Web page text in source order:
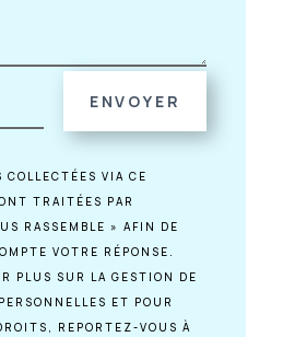
ENVOYER
COLLECTÉES VIA CE
TRAITÉES PAR
RASSEMBLE » AFIN DE
VOTRE RÉPONSE.
PLUS SUR LA GESTION DE
ET POUR
REPORTEZ-VOUS À